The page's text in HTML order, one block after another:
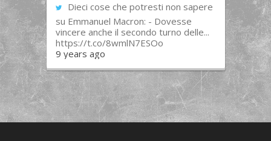
Dieci cose che potresti non sapere
su Emmanuel Macron: - Dovesse
vincere anche il secondo turno delle...
https://t.co/8wmlN7ESOo
9 years ago